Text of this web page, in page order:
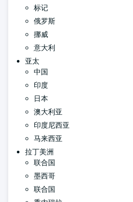
标记
俄罗斯
挪威
意大利
亚太
中国
印度
日本
澳大利亚
印度尼西亚
马来西亚
拉丁美洲
联合国
墨西哥
联合国